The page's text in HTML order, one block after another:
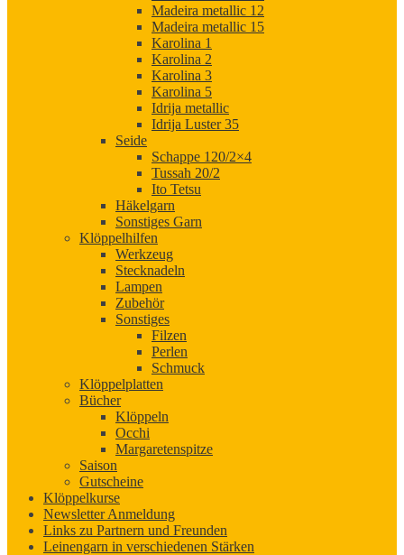
Madeira metallic 12
Madeira metallic 15
Karolina 1
Karolina 2
Karolina 3
Karolina 5
Idrija metallic
Idrija Luster 35
Seide
Schappe 120/2×4
Tussah 20/2
Ito Tetsu
Häkelgarn
Sonstiges Garn
Klöppelhilfen
Werkzeug
Stecknadeln
Lampen
Zubehör
Sonstiges
Filzen
Perlen
Schmuck
Klöppelplatten
Bücher
Klöppeln
Occhi
Margaretenspitze
Saison
Gutscheine
Klöppelkurse
Newsletter Anmeldung
Links zu Partnern und Freunden
Leinengarn in verschiedenen Stärken